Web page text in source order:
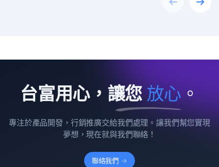
PreviousNext
台富用心，讓您放心。
專注於產品開發，行銷推廣交給我們處理。讓我們幫您實現
夢想，現在就與我們聯絡！
聯絡我們 ->